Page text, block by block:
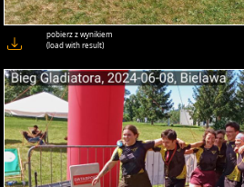
pobierz z wynikiem
(load with result)